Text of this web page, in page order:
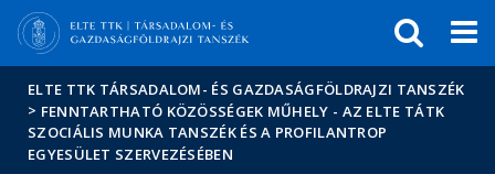
Hírek
Események
ELTE a
sajtóban
ELTE TTK TÁRSADALOM- ÉS GAZDASÁGFÖLDRAJZI TANSZÉK
> FENNTARTHATÓ KÖZÖSSÉGEK MŰHELY - AZ ELTE TÁTK
SZOCIÁLIS MUNKA TANSZÉK ÉS A PROFILANTROP
EGYESÜLET SZERVEZÉSÉBEN